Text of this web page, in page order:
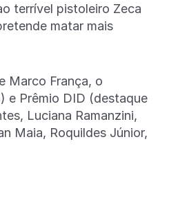
terrível pistoleiro Zeca
matar mais
Marco França, o
e Prêmio DID (destaque
Luciana Ramanzini,
Maia, Roquildes Júnior,